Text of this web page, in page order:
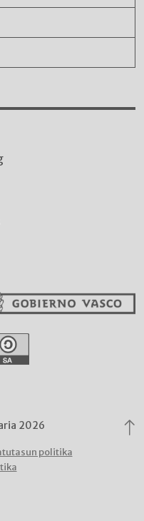
2026
politika